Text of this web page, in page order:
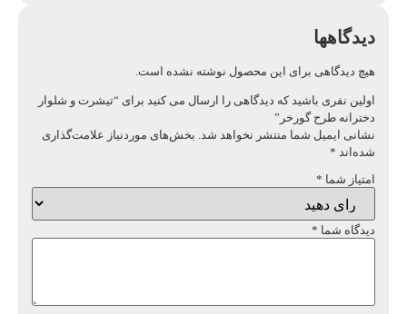
دیدگاهها
هیچ دیدگاهی برای این محصول نوشته نشده است.
اولین نفری باشید که دیدگاهی را ارسال می کنید برای “تیشرت و شلوار
دخترانه طرح گورخر”
نشانی ایمیل شما منتشر نخواهد شد. بخش‌های موردنیاز علامت‌گذاری
شده‌اند *
امتیاز شما *
دیدگاه شما *